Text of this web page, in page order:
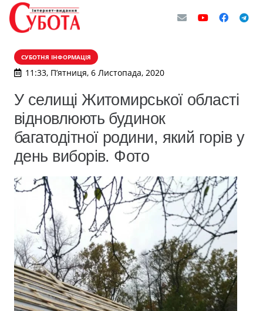
СУБОТНЯ ІНФОРМАЦІЯ
11:33, П’ятниця, 6 Листопада, 2020
У селищі Житомирської області
відновлюють будинок
багатодітної родини, який горів у
день виборів. Фото